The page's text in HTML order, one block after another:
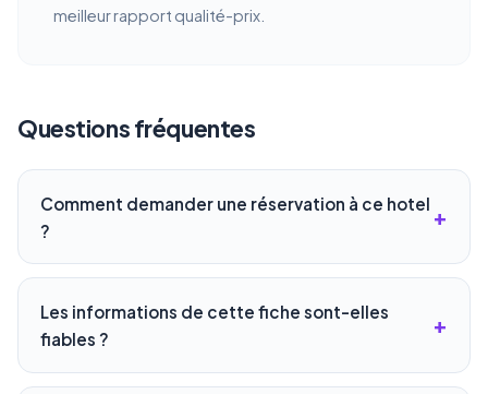
meilleur rapport qualité-prix.
Questions fréquentes
Comment demander une réservation à ce hotel
?
Les informations de cette fiche sont-elles
fiables ?